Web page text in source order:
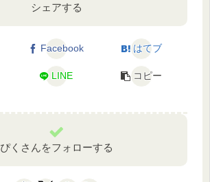
シェアする
Facebook はてブ
LINE コピー
ぴくさんをフォローする